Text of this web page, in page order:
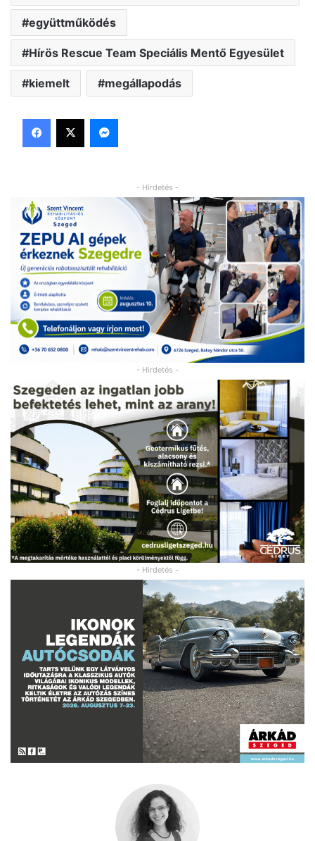
együttműködés
Hírös Rescue Team Speciális Mentő Egyesület
kiemelt megállapodás
Facebook
X Messenger
- Hirdetés -
- Hirdetés -
- Hirdetés -